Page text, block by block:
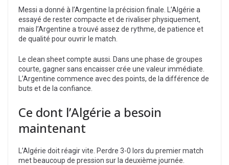
Messi a donné à l’Argentine la précision finale. L’Algérie a
essayé de rester compacte et de rivaliser physiquement,
mais l’Argentine a trouvé assez de rythme, de patience et
de qualité pour ouvrir le match.
Le clean sheet compte aussi. Dans une phase de groupes
courte, gagner sans encaisser crée une valeur immédiate.
L’Argentine commence avec des points, de la différence de
buts et de la confiance.
Ce dont l’Algérie a besoin
maintenant
L’Algérie doit réagir vite. Perdre 3-0 lors du premier match
met beaucoup de pression sur la deuxième journée.